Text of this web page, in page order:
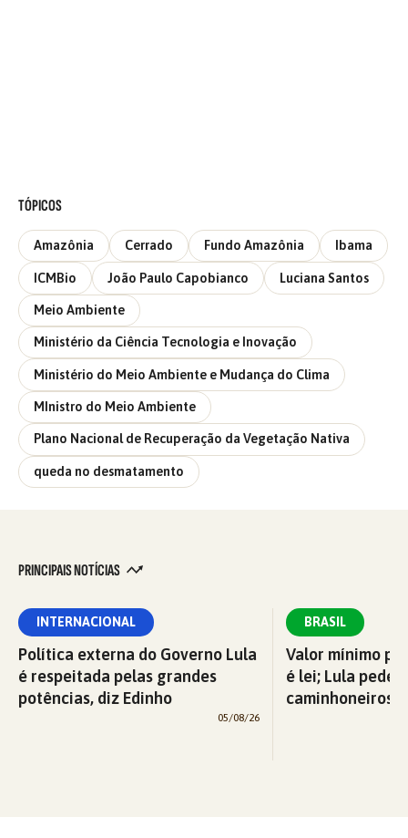
TÓPICOS
Amazônia Cerrado Fundo Amazônia Ibama
ICMBio João Paulo Capobianco Luciana Santos
Meio Ambiente
Ministério da Ciência Tecnologia e Inovação
Ministério do Meio Ambiente e Mudança do Clima
MInistro do Meio Ambiente
Plano Nacional de Recuperação da Vegetação Nativa
queda no desmatamento
PRINCIPAIS NOTÍCIAS
INTERNACIONAL
Política externa do Governo Lula
é respeitada pelas grandes
potências, diz Edinho
05/08/26
BRASIL
Valor mínimo
é lei; Lula pede
caminhoneiros